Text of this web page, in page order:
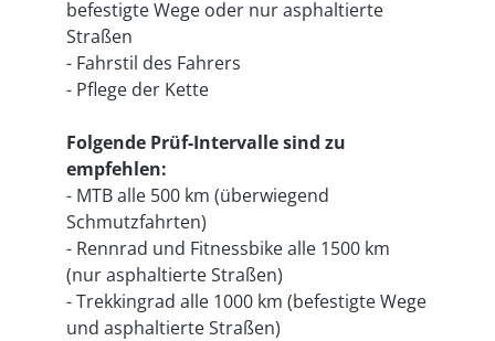
befestigte Wege oder nur asphaltierte
Straßen
- Fahrstil des Fahrers
- Pflege der Kette
Folgende Prüf-Intervalle sind zu
empfehlen:
- MTB alle 500 km (überwiegend
Schmutzfahrten)
- Rennrad und Fitnessbike alle 1500 km
(nur asphaltierte Straßen)
- Trekkingrad alle 1000 km (befestigte Wege
und asphaltierte Straßen)